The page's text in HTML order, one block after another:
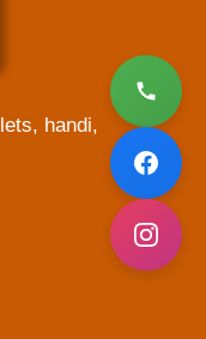
handi,